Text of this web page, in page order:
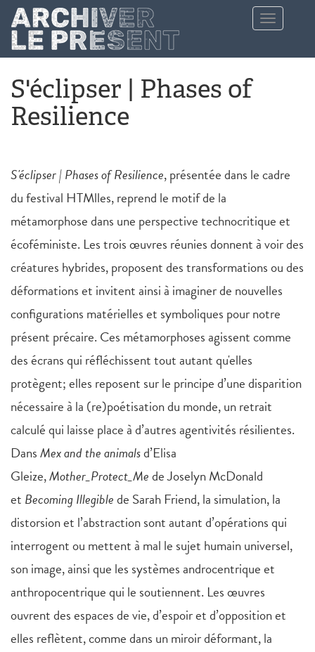
Aller au contenu principal
Toggle
navigation
S'éclipser | Phases of
Resilience
S'éclipser | Phases of Resilience, présentée dans le cadre
du festival HTMlles, reprend le motif de la
métamorphose dans une perspective technocritique et
écoféministe. Les trois œuvres réunies donnent à voir des
créatures hybrides, proposent des transformations ou des
déformations et invitent ainsi à imaginer de nouvelles
configurations matérielles et symboliques pour notre
présent précaire. Ces métamorphoses agissent comme
des écrans qui réfléchissent tout autant qu'elles
protègent; elles reposent sur le principe d’une disparition
nécessaire à la (re)poétisation du monde, un retrait
calculé qui laisse place à d’autres agentivités résilientes.
DansMex and the animalsd’Elisa
Gleize,Mother_Protect_Mede Joselyn McDonald
et Becoming Illegiblede Sarah Friend, la simulation, la
distorsion et l’abstraction sont autant d’opérations qui
interrogent ou mettent à mal le sujet humain universel,
son image, ainsi que les systèmes androcentrique et
anthropocentrique qui le soutiennent. Les œuvres
ouvrent des espaces de vie, d’espoir et d’opposition et
elles reflètent, comme dans un miroir déformant, la